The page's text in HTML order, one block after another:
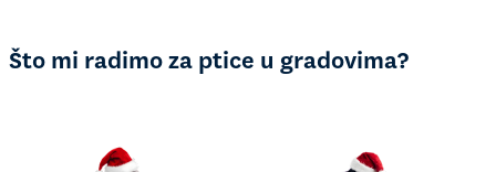
Što mi radimo za ptice u gradovima?